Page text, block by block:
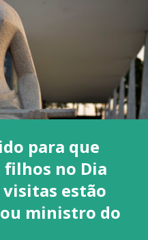
para que
filhos no Dia
visitas estão
ministro do